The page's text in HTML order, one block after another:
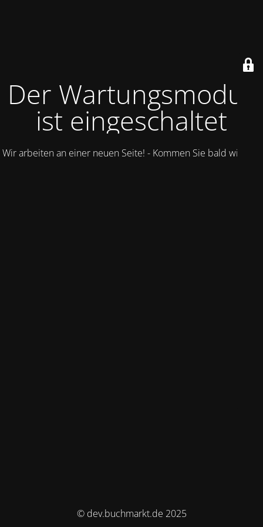
Der Wartungsmodus
ist eingeschaltet
Wir arbeiten an einer neuen Seite! - Kommen Sie bald wieder.
© dev.buchmarkt.de 2025